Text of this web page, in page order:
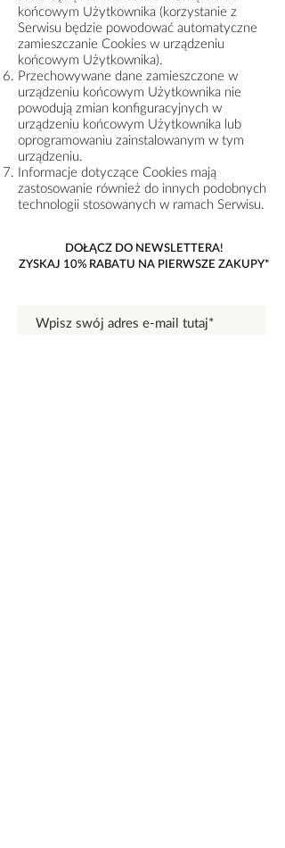
końcowym Użytkownika (korzystanie z
Serwisu będzie powodować automatyczne
zamieszczanie Cookies w urządzeniu
końcowym Użytkownika).
Przechowywane dane zamieszczone w
urządzeniu końcowym Użytkownika nie
powodują zmian konfiguracyjnych w
urządzeniu końcowym Użytkownika lub
oprogramowaniu zainstalowanym w tym
urządzeniu.
Informacje dotyczące Cookies mają
zastosowanie również do innych podobnych
technologii stosowanych w ramach Serwisu.
DOŁĄCZ DO NEWSLETTERA!
ZYSKAJ 10% RABATU NA PIERWSZE ZAKUPY*